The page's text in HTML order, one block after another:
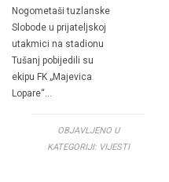
Nogometaši tuzlanske
Slobode u prijateljskoj
utakmici na stadionu
Tušanj pobijedili su
ekipu FK „Majevica
Lopare“…
OBJAVLJENO U
KATEGORIJI: VIJESTI